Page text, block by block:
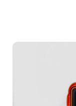
для
Для